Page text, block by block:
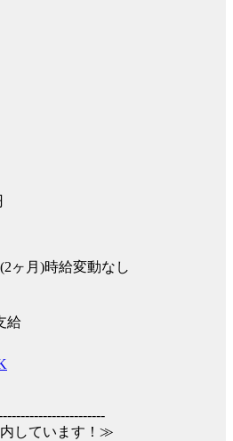
ヶ月)時給変動なし
給
しています！≫